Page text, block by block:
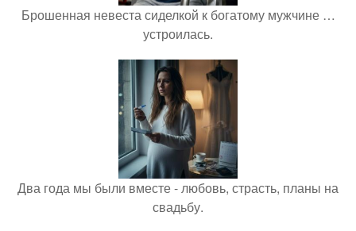
Брошенная невеста сиделкой к богатому мужчине …
устроилась.
Два года мы были вместе - любовь, страсть, планы на
свадьбу.